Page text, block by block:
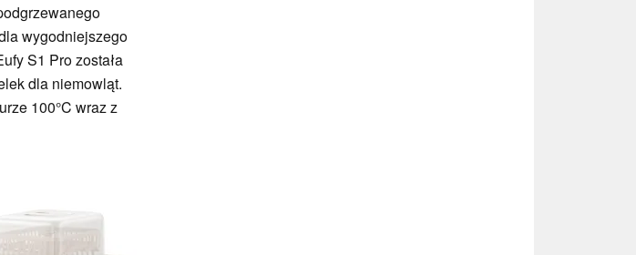
wygodniejszego
S1 Pro została
dla niemowląt.
100°C wraz z